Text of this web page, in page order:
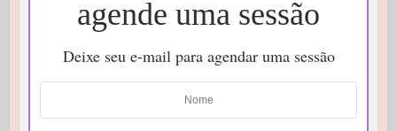
agende uma sessão
Deixe seu e-mail para agendar uma sessão